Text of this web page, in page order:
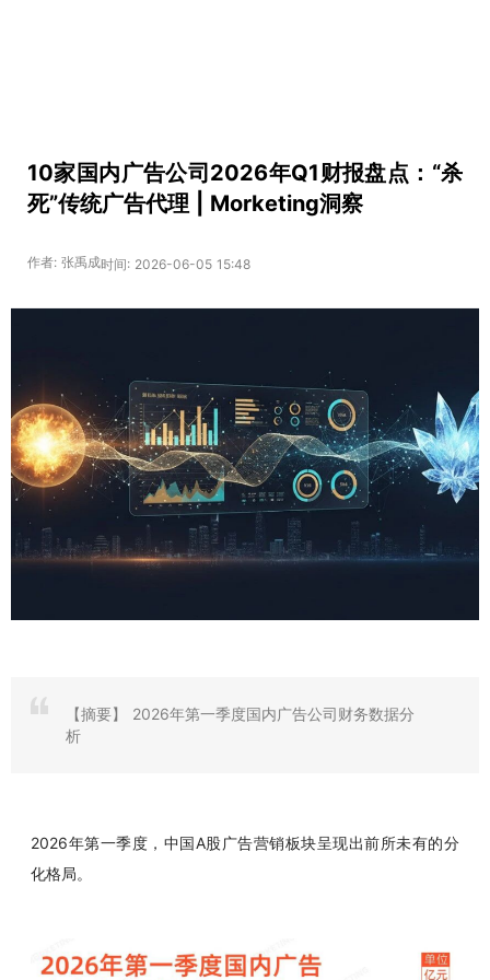
10家国内广告公司2026年Q1财报盘点：“杀
死”传统广告代理 | Morketing洞察
作者: 张禹成时间: 2026-06-05 15:48
【摘要】
​2026年第一季度国内广告公司财务数据分
析
2026年第一季度，中国A股广告营销板块呈现出前所未有的分
化格局。